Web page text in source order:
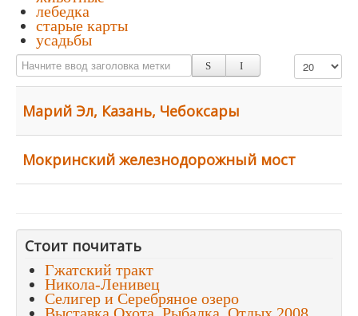
лебедка
старые карты
усадьбы
Начните ввод заголовка метки Кол-во строк:
Марий Эл, Казань, Чебоксары
Мокринский железнодорожный мост
Стоит почитать
Гжатский тракт
Никола-Ленивец
Селигер и Серебряное озеро